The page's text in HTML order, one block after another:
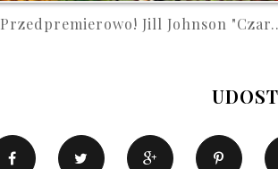
Przedpremierowo! Jill Johnson